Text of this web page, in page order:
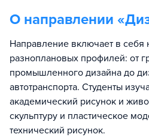
О направлении «
Направление включает в себя
разноплановых профилей: от
промышленного дизайна до
автотранспорта. Студенты
академический рисунок и
скульптуру и пластическое
технический рисунок.